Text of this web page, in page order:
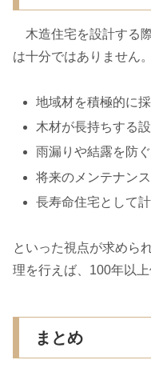
木造住宅を設計する
は十分ではありません
地域材を積極的に
木材が長持ちする
雨漏りや結露を防
将来のメンテナン
長寿命住宅として
といった視点が求めら
理を行えば、100年以
まとめ